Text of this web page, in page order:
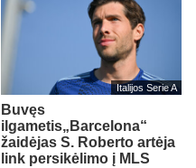
Italijos Serie A
Buvęs
ilgametis„Barcelona“
žaidėjas S. Roberto artėja
link persikėlimo į MLS